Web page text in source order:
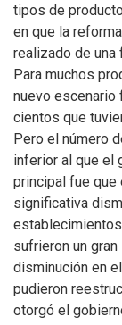
tipos de
en que la
realizado de una
Para muchos
nuevo escenario
cientos que
Pero el número
inferior al que el
principal fue
significativa
sufrieron un
disminución en
pudieron
otorgó el